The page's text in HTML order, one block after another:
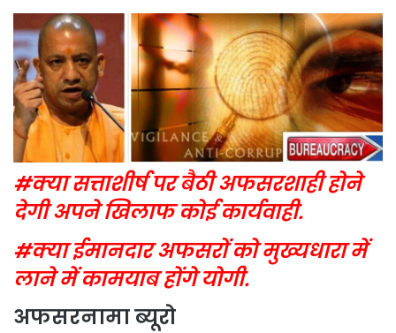
#क्या सत्ताशीर्ष पर बैठी अफसरशाही होने
देगी अपने खिलाफ कोई कार्यवाही.
#क्या ईमानदार अफसरों को मुख्यधारा में
लाने में कामयाब होंगे योगी.
अफसरनामा ब्यूरो